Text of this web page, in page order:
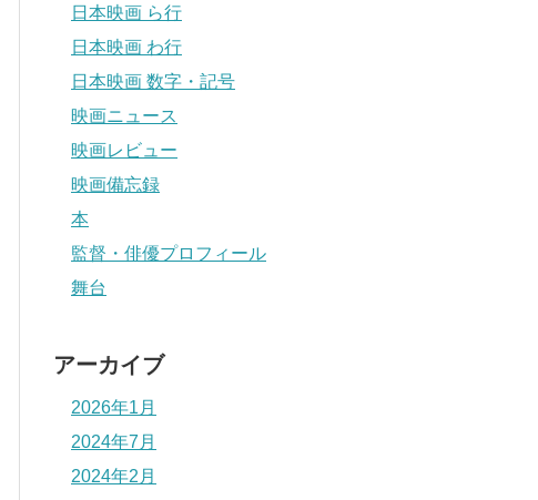
日本映画 ら行
日本映画 わ行
日本映画 数字・記号
映画ニュース
映画レビュー
映画備忘録
本
監督・俳優プロフィール
舞台
アーカイブ
2026年1月
2024年7月
2024年2月